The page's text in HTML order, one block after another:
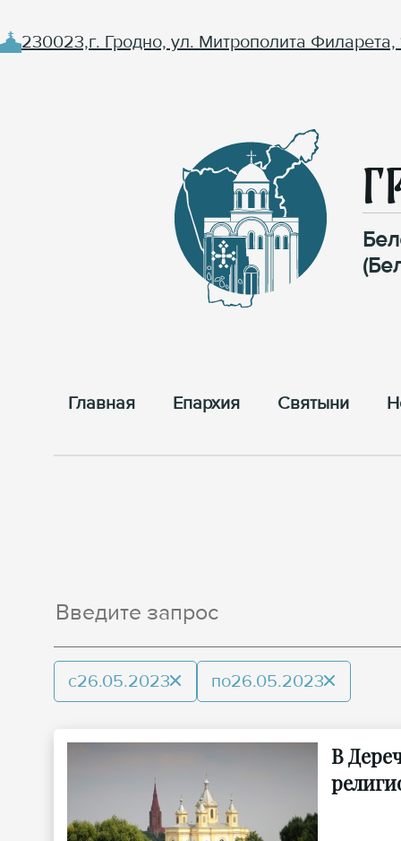
230023,г. Гродно, ул. Митрополита Филарета,
Главная Епархия Cвятыни
с26.05.2023 по26.05.2023
В